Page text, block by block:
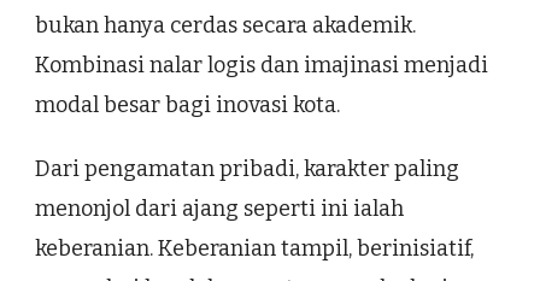
bukan hanya cerdas secara akademik.
Kombinasi nalar logis dan imajinasi menjadi
modal besar bagi inovasi kota.
Dari pengamatan pribadi, karakter paling
menonjol dari ajang seperti ini ialah
keberanian. Keberanian tampil, berinisiatif,